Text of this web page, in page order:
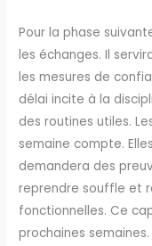
Pour la phase
les échanges. Il
les mesures de
délai incite à la
des routines utiles.
semaine compte.
demandera des
reprendre souffle et
fonctionnelles. Ce
prochaines semaines.